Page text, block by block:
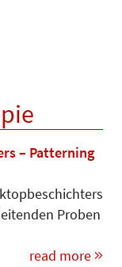
– Patterning
Proben
read more